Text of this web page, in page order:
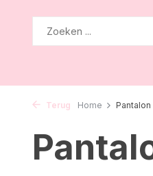
Terug Home Pantalon